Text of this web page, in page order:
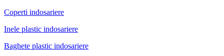
Coperti indosariere
Inele plastic indosariere
Baghete plastic indosariere